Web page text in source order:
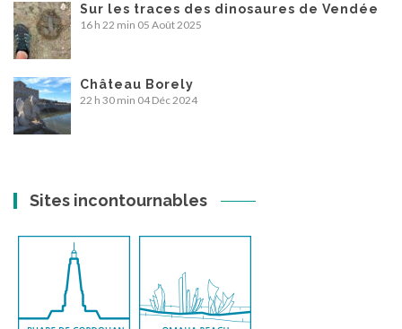
Sur les traces des dinosaures de Vendée
16 h 22 min 05 Août 2025
Château Borely
22 h 30 min 04 Déc 2024
Sites incontournables